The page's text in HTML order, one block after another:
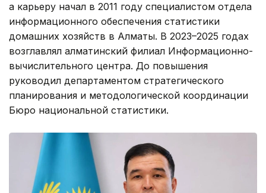
а карьеру начал в 2011 году специалистом отдела
информационного обеспечения статистики
домашних хозяйств в Алматы. В 2023–2025 годах
возглавлял алматинский филиал Информационно-
вычислительного центра. До повышения
руководил департаментом стратегического
планирования и методологической координации
Бюро национальной статистики.